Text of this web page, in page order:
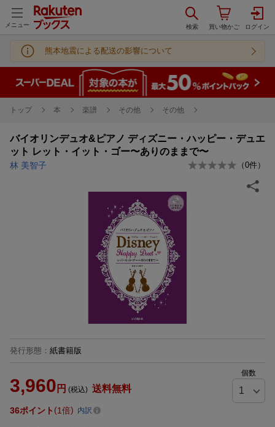
メニュー
熊本地震による配送の影響について
トップ 本 楽譜 その他 その他
バイオリンデュオ&ピアノ ディズニー・ハッピー・デュエ
ット レット・イット・ゴー〜ありのままで〜
林 美智子 （0件）
発行形態 ： 紙書籍版
3,960 円 (税込) 送料無料
個数
36ポイント 1倍 内訳